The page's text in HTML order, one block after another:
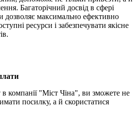
Багаторічний досвід в сфері
дозволяє максимально ефективно
ресурси і забезпечувати якісне
компанії "Міст Чіна", ви зможете не
посилку, а й скористатися